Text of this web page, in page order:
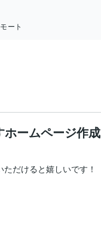
ート
ームページ作成
だけると嬉しいです！